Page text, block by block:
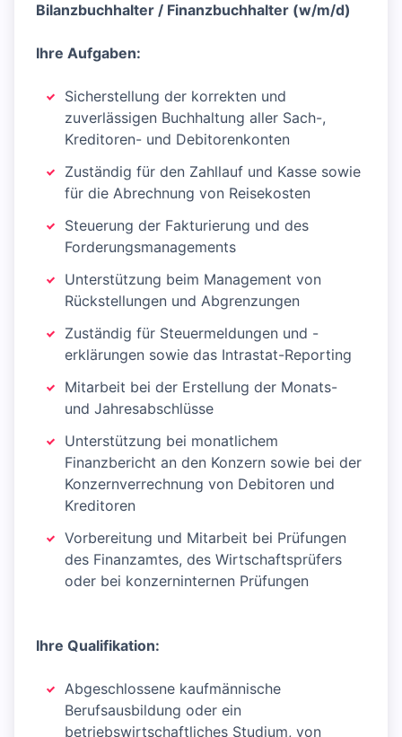
Bilanzbuchhalter / Finanzbuchhalter (w/m/d)
Ihre Aufgaben:
Sicherstellung der korrekten und
zuverlässigen Buchhaltung aller Sach-,
Kreditoren- und Debitorenkonten
Zuständig für den Zahllauf und Kasse sowie
für die Abrechnung von Reisekosten
Steuerung der Fakturierung und des
Forderungsmanagements
Unterstützung beim Management von
Rückstellungen und Abgrenzungen
Zuständig für Steuermeldungen und -
erklärungen sowie das Intrastat-Reporting
Mitarbeit bei der Erstellung der Monats-
und Jahresabschlüsse
Unterstützung bei monatlichem
Finanzbericht an den Konzern sowie bei der
Konzernverrechnung von Debitoren und
Kreditoren
Vorbereitung und Mitarbeit bei Prüfungen
des Finanzamtes, des Wirtschaftsprüfers
oder bei konzerninternen Prüfungen
Ihre Qualifikation:
Abgeschlossene kaufmännische
Berufsausbildung oder ein
betriebswirtschaftliches Studium, von